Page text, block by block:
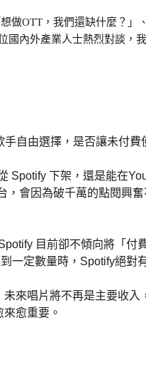
做OTT，我們還缺什麼？」
國內外產業人士熱烈對談，
自由選擇，是否讓未付費
Spotify 下架，還是能在
，會因為破千萬的點閱興
目前卻不傾向將「付
一定數量時，Spotify絕對
未來唱片將不再是主要收
愈重要。